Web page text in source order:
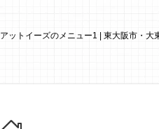
アットイーズのメニュー1 | 東大阪市・